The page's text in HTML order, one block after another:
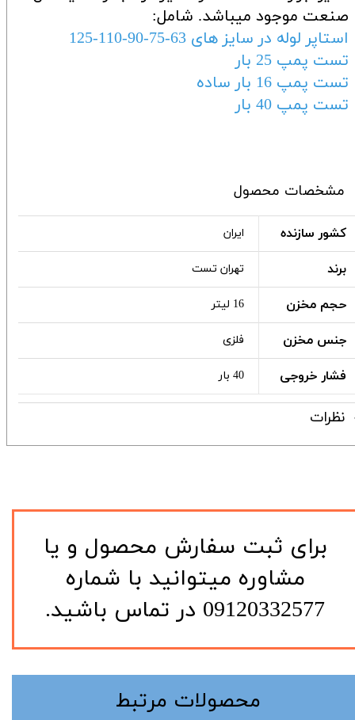
صنعت موجود میباشد. شامل:
استاپر لوله در سایز های 63-75-90-110-125
تست پمپ 25 بار
تست پمپ 16 بار ساده
تست پمپ 40 بار
مشخصات محصول
کشور سازنده ایران
برند تهران تست
حجم مخزن 16 لیتر
جنس مخزن فلزی
فشار خروجی 40 بار
نظرات
​برای ثبت سفارش محصول و یا
مشاوره میتوانید با شماره
09120332577 در تماس باشید.
​محصولات مرتبط